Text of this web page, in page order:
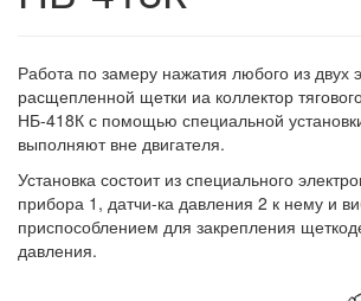
Работа по замеру нажатия любого из двух
расщепленной щетки иа коллектор
НБ-418К с помощью специальной
выполняют вне двигателя.
Установка состоит из специального
прибора 1, датчи-ка давления 2 к нему и
приспособлением для закрепления
давления.